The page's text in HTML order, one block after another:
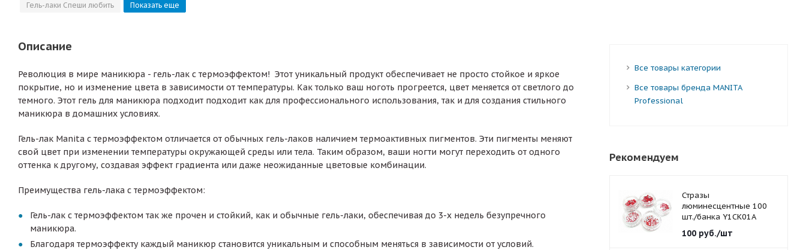
Гель-лаки Спеши любить
Показать еще
Описание
Революция в мире маникюра - гель-лак с термоэффектом! Этот уникальный продукт обеспечивает не просто стойкое и яркое
покрытие, но и изменение цвета в зависимости от температуры. Как только ваш ноготь прогреется, цвет меняется от светлого до
темного. Этот гель для маникюра подходит подходит как для профессионального использования, так и для создания стильного
маникюра в домашних условиях.
Гель-лак Manita с термоэффектом отличается от обычных гель-лаков наличием термоактивных пигментов. Эти пигменты меняют
свой цвет при изменении температуры окружающей среды или тела. Таким образом, ваши ногти могут переходить от одного
оттенка к другому, создавая эффект градиента или даже неожиданные цветовые комбинации.
Преимущества гель-лака с термоэффектом:
Гель-лак с термоэффектом так же прочен и стойкий, как и обычные гель-лаки, обеспечивая до 3-х недель безупречного
маникюра.
Благодаря термоэффекту каждый маникюр становится уникальным и способным меняться в зависимости от условий.
Все товары категории
Все товары бренда MANITA
Professional
Рекомендуем
Стразы
люминесцентные 100
шт./банка Y1CK01A
красные 1,5 мм.
100руб./шт